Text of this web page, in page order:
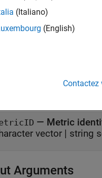
to the
metricID
Arguments
— Metric
object
— Metric
vector | string
Arguments
(Italiano)
(English)
Contactez